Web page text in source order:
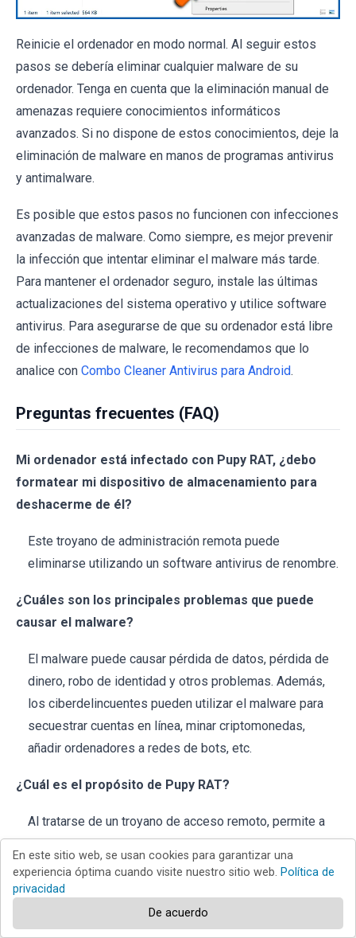
Reinicie el ordenador en modo normal. Al seguir estos
pasos se debería eliminar cualquier malware de su
ordenador. Tenga en cuenta que la eliminación manual de
amenazas requiere conocimientos informáticos
avanzados. Si no dispone de estos conocimientos, deje la
eliminación de malware en manos de programas antivirus
y antimalware.
Es posible que estos pasos no funcionen con infecciones
avanzadas de malware. Como siempre, es mejor prevenir
la infección que intentar eliminar el malware más tarde.
Para mantener el ordenador seguro, instale las últimas
actualizaciones del sistema operativo y utilice software
antivirus. Para asegurarse de que su ordenador está libre
de infecciones de malware, le recomendamos que lo
analice con Combo Cleaner Antivirus para Android.
Preguntas frecuentes (FAQ)
Mi ordenador está infectado con Pupy RAT, ¿debo
formatear mi dispositivo de almacenamiento para
deshacerme de él?
Este troyano de administración remota puede
eliminarse utilizando un software antivirus de renombre.
¿Cuáles son los principales problemas que puede
causar el malware?
El malware puede causar pérdida de datos, pérdida de
dinero, robo de identidad y otros problemas. Además,
los ciberdelincuentes pueden utilizar el malware para
secuestrar cuentas en línea, minar criptomonedas,
añadir ordenadores a redes de bots, etc.
¿Cuál es el propósito de Pupy RAT?
Al tratarse de un troyano de acceso remoto, permite a
los atacantes controlar a distancia los ordenadores
infectados. Normalmente, los RAT se utilizan para robar
información confidencial (p. ej., contraseñas, datos de
tarjetas de crédito, DNI, números de la seguridad social,
etc.) o inyectar otro malware (p. ej.,malware de minería
En este sitio web, se usan cookies para garantizar una
experiencia óptima cuando visite nuestro sitio web. Política de
privacidad
De acuerdo